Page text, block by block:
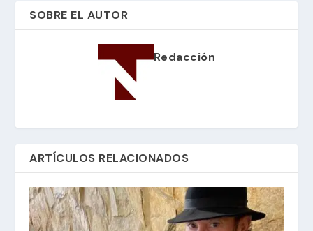
SOBRE EL AUTOR
Redacción
ARTÍCULOS RELACIONADOS